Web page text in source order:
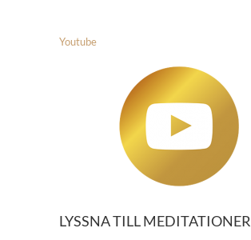
Youtube
LYSSNA TILL MEDITATIONER